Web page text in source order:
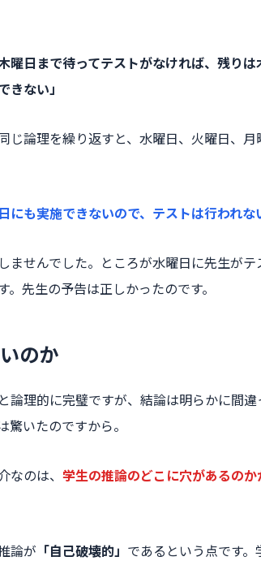
曜日まで待ってテストがなければ、残り
きない」
じ論理を繰り返すと、水曜日、火曜日、
にも実施できないので、テストは行われな
ませんでした。ところが水曜日に先生が
先生の予告は正しかったのです。
のか
論理的に完璧ですが、結論は明らかに間違
驚いたのですから。
なのは、 学生の推論のどこに穴があるのか
論が 「自己破壊的」 であるという点です。